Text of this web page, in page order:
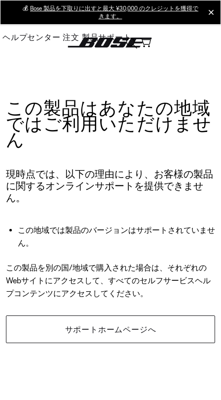
Main
💰 Bose 製品を下取りに出すと最大 ¥30,000 のクレジットを獲得で
きます。
ヘルプセンター 注文 製品サポート
この製品はあなたの地域
ではご利用いただけませ
ん
現時点では、以下の理由により、お客様の製品
に関するオンラインサポートを提供できませ
ん。
この地域では製品のバージョンはサポートされていませ
ん。
この製品を別の国/地域で購入された場合は、それぞれの
Webサイトにアクセスして、すべてのセルフサービスヘル
プコンテンツにアクセスしてください。
サポートホームページへ